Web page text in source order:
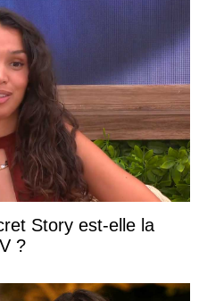
Story est-elle la
?